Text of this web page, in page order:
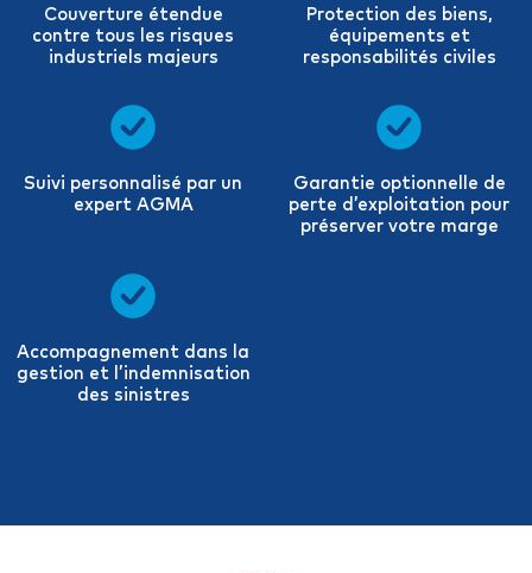
Couverture étendue
contre tous les risques
industriels majeurs
Protection des biens,
équipements et
responsabilités civiles
Suivi personnalisé par un
expert AGMA
Garantie optionnelle de
perte d’exploitation pour
préserver votre marge
Accompagnement dans la
gestion et l’indemnisation
des sinistres